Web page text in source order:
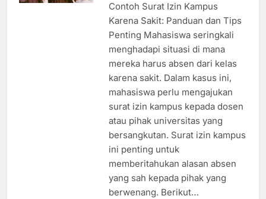
Contoh Surat Izin Kampus
Karena Sakit: Panduan dan Tips
Penting Mahasiswa seringkali
menghadapi situasi di mana
mereka harus absen dari kelas
karena sakit. Dalam kasus ini,
mahasiswa perlu mengajukan
surat izin kampus kepada dosen
atau pihak universitas yang
bersangkutan. Surat izin kampus
ini penting untuk
memberitahukan alasan absen
yang sah kepada pihak yang
berwenang. Berikut…